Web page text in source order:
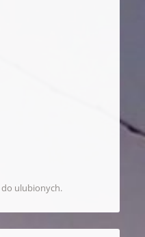
do ulubionych.